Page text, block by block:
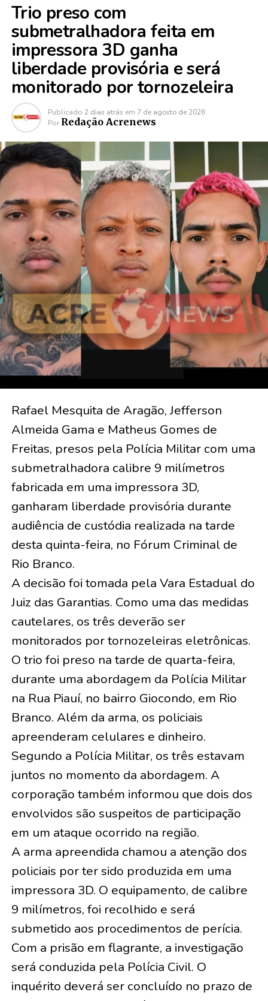
Trio preso com
submetralhadora feita em
impressora 3D ganha
liberdade provisória e será
monitorado por tornozeleira
Publicado 2 dias atrás em 7 de agosto de 2026
Por Redação Acrenews
Rafael Mesquita de Aragão, Jefferson
Almeida Gama e Matheus Gomes de
Freitas, presos pela Polícia Militar com uma
submetralhadora calibre 9 milímetros
fabricada em uma impressora 3D,
ganharam liberdade provisória durante
audiência de custódia realizada na tarde
desta quinta-feira, no Fórum Criminal de
Rio Branco.
A decisão foi tomada pela Vara Estadual do
Juiz das Garantias. Como uma das medidas
cautelares, os três deverão ser
monitorados por tornozeleiras eletrônicas.
O trio foi preso na tarde de quarta-feira,
durante uma abordagem da Polícia Militar
na Rua Piauí, no bairro Giocondo, em Rio
Branco. Além da arma, os policiais
apreenderam celulares e dinheiro.
Segundo a Polícia Militar, os três estavam
juntos no momento da abordagem. A
corporação também informou que dois dos
envolvidos são suspeitos de participação
em um ataque ocorrido na região.
A arma apreendida chamou a atenção dos
policiais por ter sido produzida em uma
impressora 3D. O equipamento, de calibre
9 milímetros, foi recolhido e será
submetido aos procedimentos de perícia.
Com a prisão em flagrante, a investigação
será conduzida pela Polícia Civil. O
inquérito deverá ser concluído no prazo de